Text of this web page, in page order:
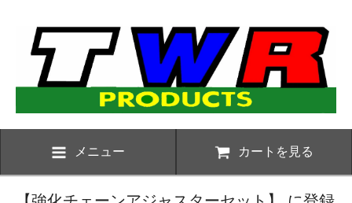
メニュー カートを見る